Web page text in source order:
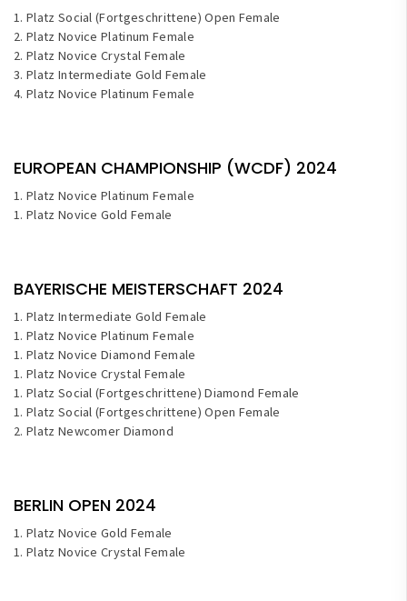
1. Platz Social (Fortgeschrittene) Open Female
2. Platz Novice Platinum Female
2. Platz Novice Crystal Female
3. Platz Intermediate Gold Female
4. Platz Novice Platinum Female
EUROPEAN CHAMPIONSHIP (WCDF) 2024
1. Platz Novice Platinum Female
1. Platz Novice Gold Female
BAYERISCHE MEISTERSCHAFT 2024
1. Platz Intermediate Gold Female
1. Platz Novice Platinum Female
1. Platz Novice Diamond Female
1. Platz Novice Crystal Female
1. Platz Social (Fortgeschrittene) Diamond Female
1. Platz Social (Fortgeschrittene) Open Female
2. Platz Newcomer Diamond
BERLIN OPEN 2024
1. Platz Novice Gold Female
1. Platz Novice Crystal Female